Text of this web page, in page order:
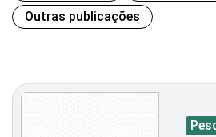
Outras publicações